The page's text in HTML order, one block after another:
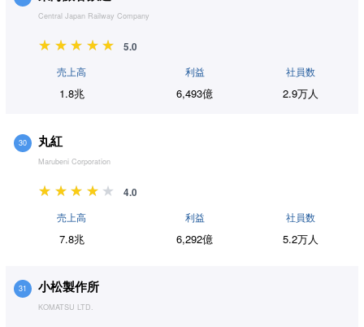
Central Japan Railway Company
5.0
売上高
1.8兆
利益
6,493億
社員数
2.9万人
30 丸紅
Marubeni Corporation
4.0
売上高
7.8兆
利益
6,292億
社員数
5.2万人
31 小松製作所
KOMATSU LTD.